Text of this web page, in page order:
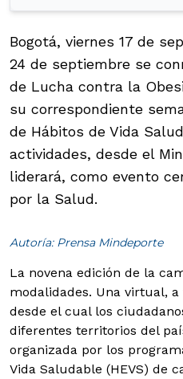
Bogotá, viernes 17 de
24 de septiembre se
de Lucha contra la
su correspondiente
de Hábitos de Vida
actividades, desde el
liderará, como evento
por la Salud.
Autoría: Prensa Mindeporte
La novena edición de la
modalidades. Una virtual,
desde el cual los
diferentes territorios del
organizada por los
Vida Saludable (HEVS) de